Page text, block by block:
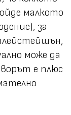
малкото
за
може да
е плюс